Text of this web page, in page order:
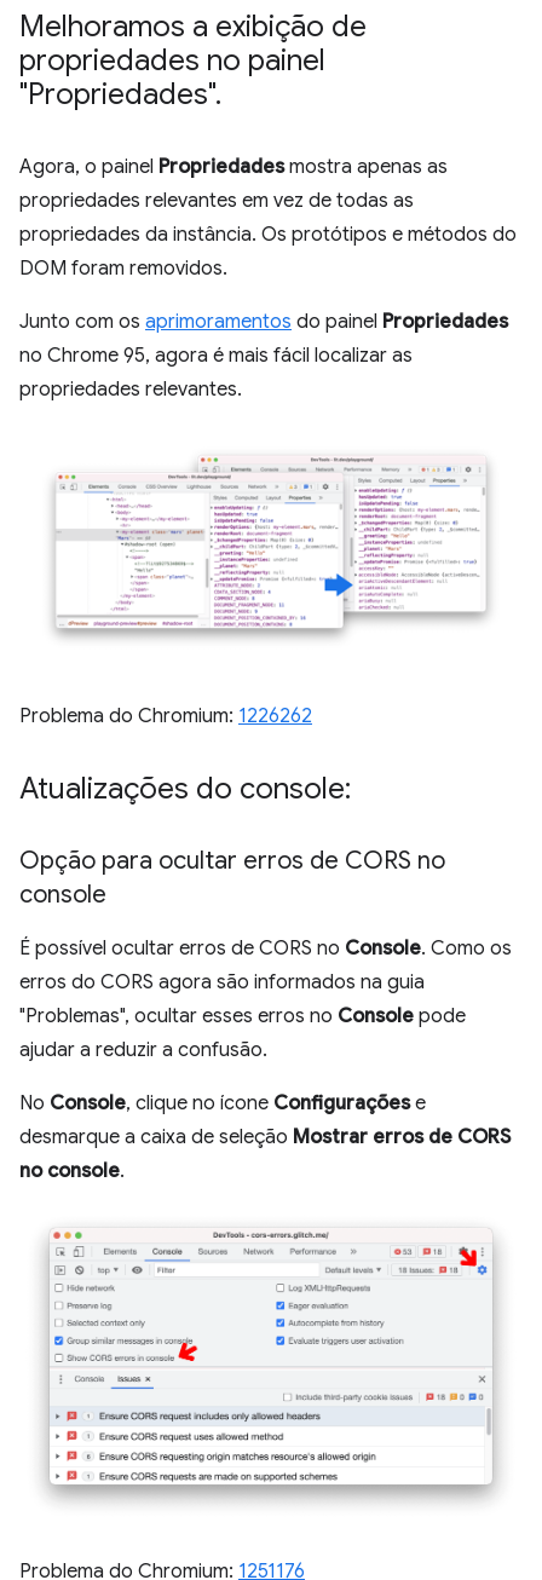
Melhoramos a exibição de
propriedades no painel
"Propriedades".
Agora, o painel Propriedadesmostra apenas as
propriedades relevantes em vez de todas as
propriedades da instância. Os protótipos e métodos do
DOM foram removidos.
Junto com os aprimoramentos do painel Propriedades
no Chrome 95, agora é mais fácil localizar as
propriedades relevantes.
Problema do Chromium: 1226262
Atualizações do console:
Opção para ocultar erros de CORS no
console
É possível ocultar erros de CORS no Console. Como os
erros do CORS agora são informados na guia
"Problemas", ocultar esses erros no Console pode
ajudar a reduzir a confusão.
No Console, clique no ícone Configuraçõese
desmarque a caixa de seleção Mostrar erros de CORS
no console.
Problema do Chromium: 1251176